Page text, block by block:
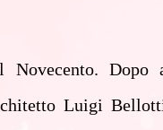
Novecento.
Luigi